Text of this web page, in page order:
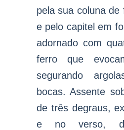
pela sua coluna de
e pelo capitel em
adornado com
ferro que
segurando
bocas. Assente
de três degraus,
e no verso,